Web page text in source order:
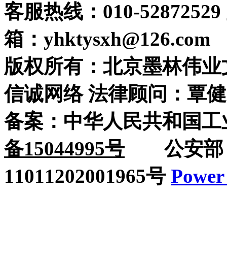
客服热线：010-
箱：yhktysxh@126.com
版权所有：北京墨林伟
信诚网络 法律顾问：覃健
备案：中华人民共和国
备15044995号公安部：
11011202001965号